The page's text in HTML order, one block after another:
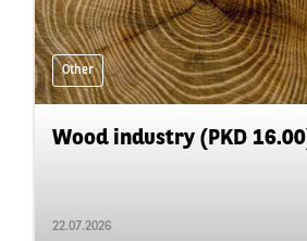
Other
Wood industry (PKD
22.07.2026